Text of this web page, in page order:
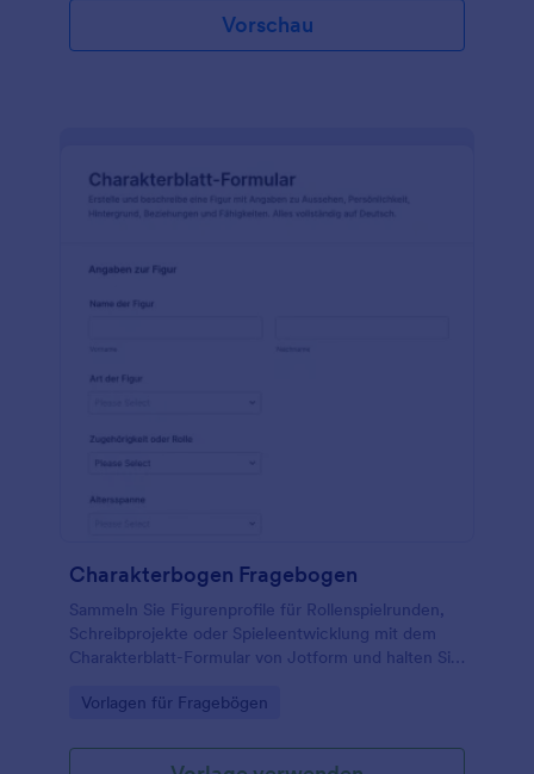
Vorschau
Charakterbogen Fragebogen
Sammeln Sie Figurenprofile für Rollenspielrunden,
Schreibprojekte oder Spieleentwicklung mit dem
Charakterblatt-Formular von Jotform und halten Sie
bereit.
Go to Category:
Vorlagen für Fragebögen